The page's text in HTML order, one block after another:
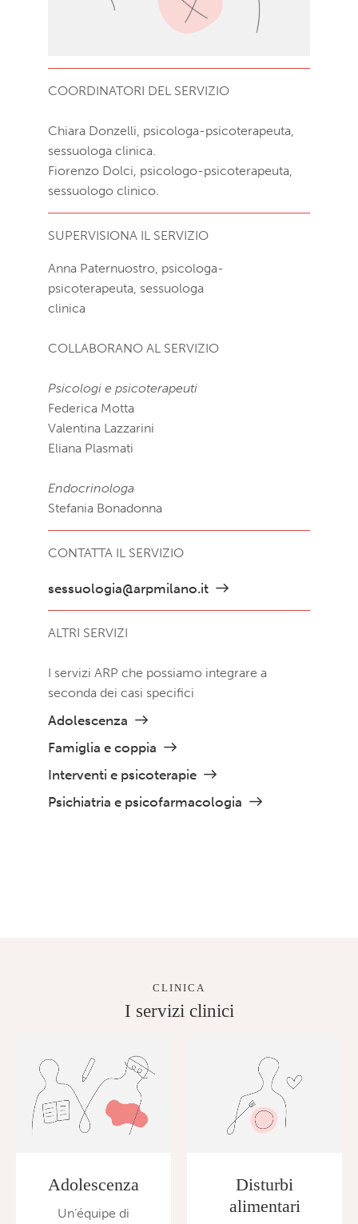
COORDINATORI DEL SERVIZIO
Chiara Donzelli, psicologa-psicoterapeuta,
sessuologa clinica.
Fiorenzo Dolci, psicologo-psicoterapeuta,
sessuologo clinico.
SUPERVISIONA IL SERVIZIO
Anna Paternuostro, psicologa-
psicoterapeuta, sessuologa
clinica
COLLABORANO AL SERVIZIO
Psicologi e psicoterapeuti
Federica Motta
Valentina Lazzarini
Eliana Plasmati
Endocrinologa
Stefania Bonadonna
CONTATTA IL SERVIZIO
sessuologia@arpmilano.it
ALTRI SERVIZI
I servizi ARP che possiamo integrare a
seconda dei casi specifici
Adolescenza
Famiglia e coppia
Interventi e psicoterapie
Psichiatria e psicofarmacologia
CLINICA
I servizi clinici
Adolescenza
Un’équipe di
Disturbi
alimentari